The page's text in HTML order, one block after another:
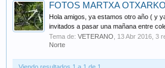
FOTOS MARTXA
Hola amigos, ya estamos otro año ( y
invitados a pasar una mañana entre
Tema de: VETERANO 13 Abr 2016 , 3
Norte